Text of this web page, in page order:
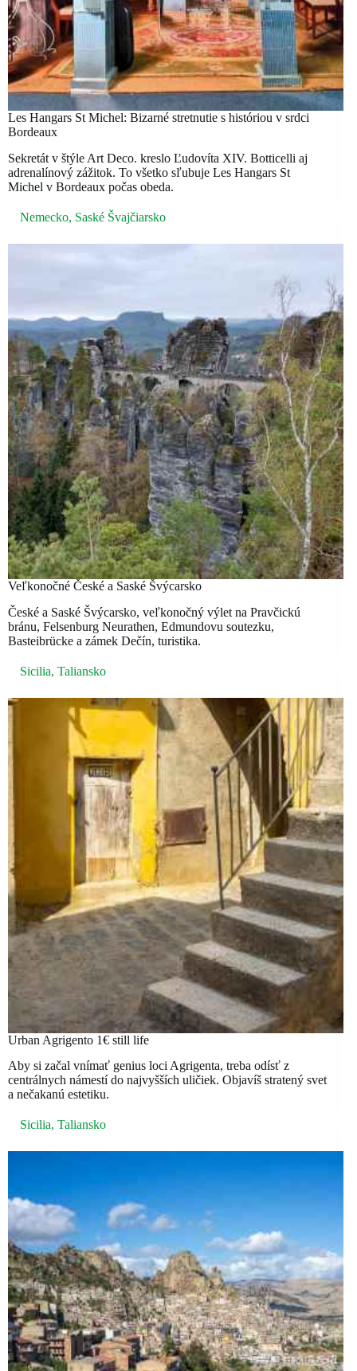
Les Hangars St Michel: Bizarné stretnutie s históriou v srdci
Bordeaux
Sekretát v štýle Art Deco. kreslo Ľudovíta XIV. Botticelli aj
adrenalínový zážitok. To všetko sľubuje Les Hangars St
Michel v Bordeaux počas obeda.
Nemecko, Saské Švajčiarsko
Veľkonočné České a Saské Švýcarsko
České a Saské Švýcarsko, veľkonočný výlet na Pravčickú
bránu, Felsenburg Neurathen, Edmundovu soutezku,
Basteibrücke a zámek Dečín, turistika.
Sicilia, Taliansko
Urban Agrigento 1€ still life
Aby si začal vnímať genius loci Agrigenta, treba odísť z
centrálnych námestí do najvyšších uličiek. Objavíš stratený svet
a nečakanú estetiku.
Sicilia, Taliansko